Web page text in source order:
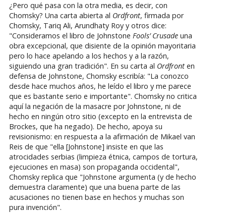
¿Pero qué pasa con la otra media, es decir, con
Chomsky? Una carta abierta al Ordfront, firmada por
Chomsky, Tariq Ali, Arundhaty Roy y otros dice:
"Consideramos el libro de Johnstone Fools’ Crusadeuna
obra excepcional, que disiente de la opinión mayoritaria
pero lo hace apelando a los hechos y a la razón,
siguiendo una gran tradición". En su carta al Ordfronten
defensa de Johnstone, Chomsky escribía: "La conozco
desde hace muchos años, he leído el libro y me parece
que es bastante serio e importante". Chomsky no critica
aquí la negación de la masacre por Johnstone, ni de
hecho en ningún otro sitio (excepto en la entrevista de
Brockes, que ha negado). De hecho, apoya su
revisionismo: en respuesta a la afirmación de Mikael van
Reis de que "ella [Johnstone] insiste en que las
atrocidades serbias (limpieza étnica, campos de tortura,
ejecuciones en masa) son propaganda occidental",
Chomsky replica que "Johnstone argumenta (y de hecho
demuestra claramente) que una buena parte de las
acusaciones no tienen base en hechos y muchas son
pura invención".